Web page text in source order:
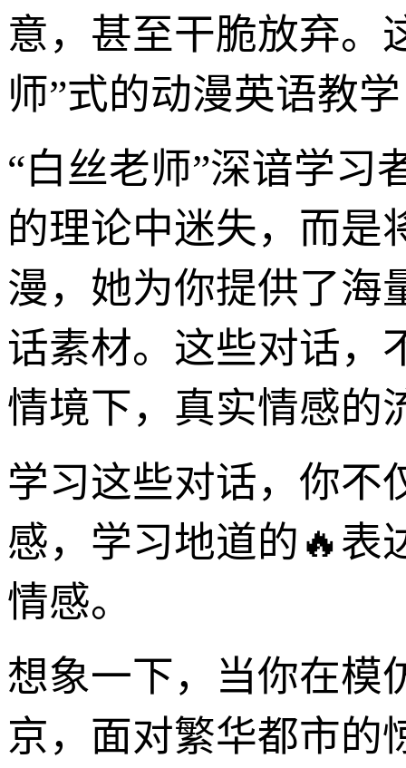
意，甚至干脆放弃。
师”式的动漫英语教
“白丝老师”深谙学习
的理论中迷失，而是
漫，她为你提供了海
话素材。这些对话，
情境下，真实情感的
学习这些对话，你不
感，学习地道的🔥表
情感。
想象一下，当你在模
京，面对繁华都市的